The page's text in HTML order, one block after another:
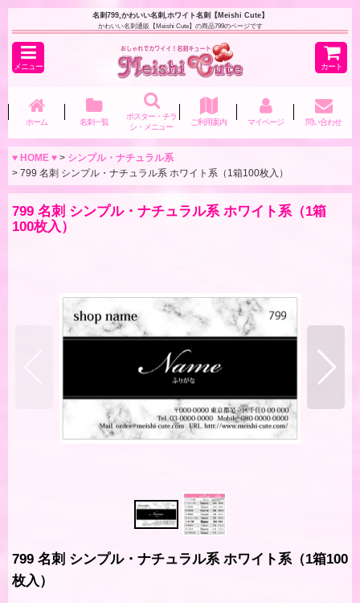
名刺799,かわいい名刺,ホワイト名刺【Meishi Cute】
かわいい名刺通販【Meishi Cute】の商品799のページです
メニュー カート
ホーム 名刺一覧
ポスター・チラ
シ・メニュー
ご利用案内 マイページ 問い合わせ
♥ HOME ♥ > シンプル・ナチュラル系
> 799 名刺 シンプル・ナチュラル系 ホワイト系（1箱100枚入）
799 名刺 シンプル・ナチュラル系 ホワイト系（1箱
100枚入）
799 名刺 シンプル・ナチュラル系 ホワイト系（1箱100
枚入）